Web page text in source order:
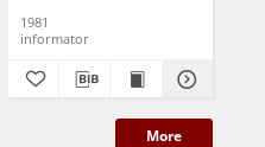
1981
informator
More